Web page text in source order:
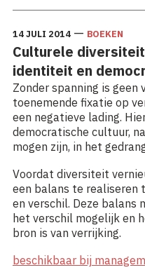
14 JULI 2014 — BOEKEN
Culturele
identiteit en
Zonder spanning is geen
toenemende fixatie op
een negatieve lading.
democratische cultuur,
mogen zijn, in het
Voordat diversiteit
een balans te realiseren
en verschil. Deze balans
het verschil mogelijk en
bron is van verrijking.
beschikbaar bij